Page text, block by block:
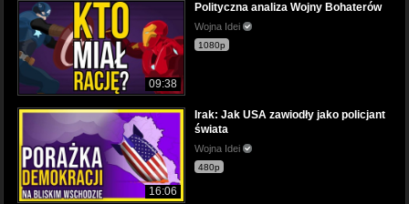
09:38
Polityczna analiza Wojny Bohaterów
Wojna Idei
1080p
16:06
Irak: Jak USA zawiodły jako policjant
świata
Wojna Idei
480p